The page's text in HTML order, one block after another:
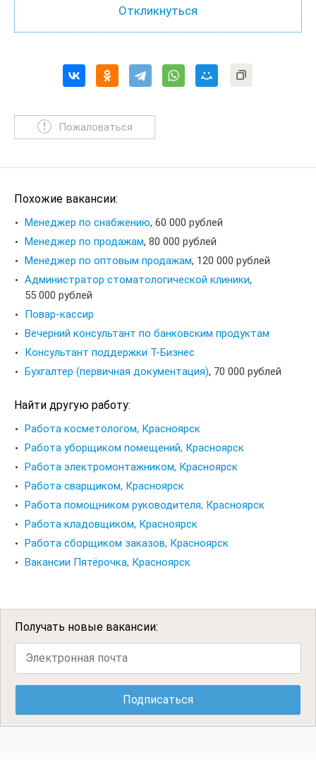
Пожаловаться
Похожие вакансии:
Менеджер по снабжению, 60 000 рублей
Менеджер по продажам, 80 000 рублей
Менеджер по оптовым продажам, 120 000 рублей
Администратор стоматологической клиники,
55 000 рублей
Повар-кассир
Вечерний консультант по банковским продуктам
Консультант поддержки Т-Бизнес
Бухгалтер (первичная документация), 70 000 рублей
Найти другую работу:
Работа косметологом, Красноярск
Работа уборщиком помещений, Красноярск
Работа электромонтажником, Красноярск
Работа сварщиком, Красноярск
Работа помощником руководителя, Красноярск
Работа кладовщиком, Красноярск
Работа сборщиком заказов, Красноярск
Вакансии Пятёрочка, Красноярск
Получать новые вакансии: